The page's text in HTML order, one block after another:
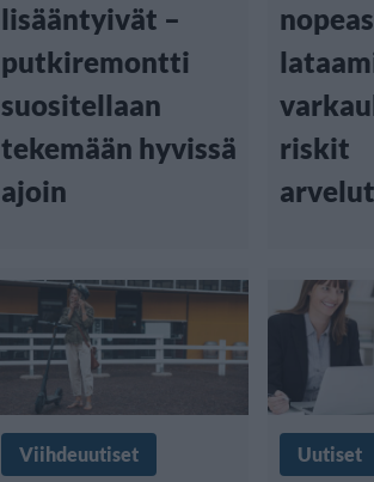
lisääntyivät –
putkiremontti
suositellaan
tekemään hyvissä
ajoin
riskit
Viihdeuutiset Uutiset